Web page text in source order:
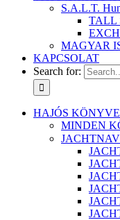
S.A.L.T.
TALL
MAGYAR
KAPCSOLAT
Search for:
HAJÓS
MINDEN